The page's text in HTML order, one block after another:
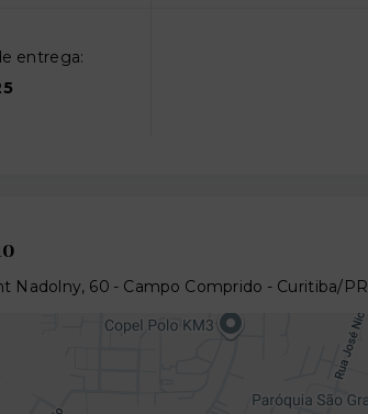
entrega:
Nadolny, 60 - Campo Comprido - Curitiba/PR